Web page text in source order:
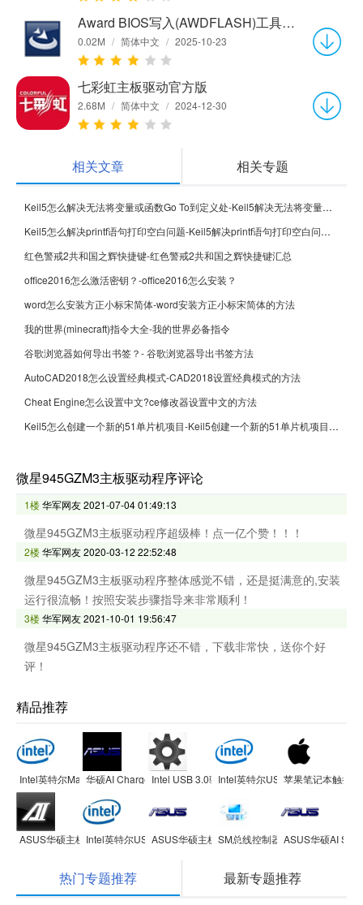
Award BIOS写入(AWDFLASH)工具8.16 正式版
0.02M / 简体中文 / 2025-10-23
七彩虹主板驱动官方版
2.68M / 简体中文 / 2024-12-30
相关文章 相关专题
Keil5怎么解决无法将变量或函数Go To到定义处-Keil5解决无法将变量或函数Go To到定义处的方法
Keil5怎么解决printf语句打印空白问题-Keil5解决printf语句打印空白问题的方法
红色警戒2共和国之辉快捷键-红色警戒2共和国之辉快捷键汇总
office2016怎么激活密钥？-office2016怎么安装？
word怎么安装方正小标宋简体-word安装方正小标宋简体的方法
我的世界(minecraft)指令大全-我的世界必备指令
谷歌浏览器如何导出书签？- 谷歌浏览器导出书签方法
AutoCAD2018怎么设置经典模式-CAD2018设置经典模式的方法
Cheat Engine怎么设置中文?ce修改器设置中文的方法
Keil5怎么创建一个新的51单片机项目-Keil5创建一个新的51单片机项目的方法
微星945GZM3主板驱动程序评论
1楼华军网友2021-07-04 01:49:13
微星945GZM3主板驱动程序超级棒！点一亿个赞！！！
2楼华军网友2020-03-12 22:52:48
微星945GZM3主板驱动程序整体感觉不错，还是挺满意的,安装
运行很流畅！按照安装步骤指导来非常顺利！
3楼华军网友2021-10-01 19:56:47
微星945GZM3主板驱动程序还不错，下载非常快，送你个好
评！
精品推荐
Intel英特尔Management Engine Interface(Intel ME)驱动
华硕AI Charger智能充电软件Intel USB 3.0驱动程序 for win7/win10 32位&64
Intel英特尔USB 3.0官方驱动
苹果笔记本触摸
ASUS华硕主板AI Suite II整合平台
Intel英特尔USB 3.1控制器驱动ASUS华硕主板ASUS Update在线升级工具
SM总线控制器驱动 Intel
ASUS华硕AI
热门专题推荐 最新专题推荐